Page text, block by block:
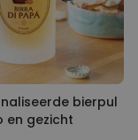
bierpul
en gezicht